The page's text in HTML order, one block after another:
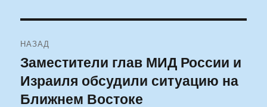
по
записям
НАЗАД
Предыдущая
запись:
Заместители глав МИД России и
Израиля обсудили ситуацию на
Ближнем Востоке